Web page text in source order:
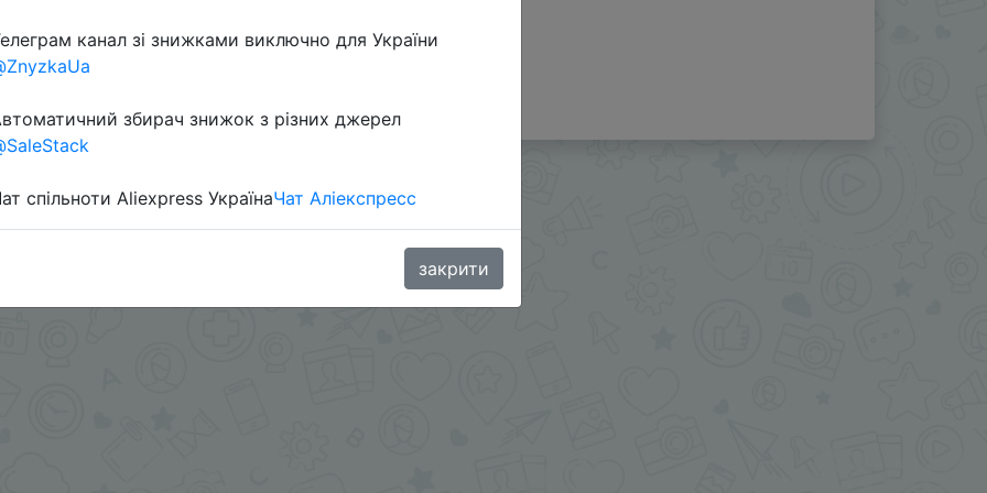
канал зі знижками виключно для України
збирач знижок з різних джерел
спільноти Aliexpress УкраїнаЧат Аліекспресс
закрити